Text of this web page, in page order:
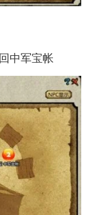
回中军宝帐